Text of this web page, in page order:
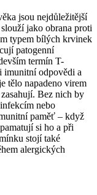
jsou nejdůležitější
jako obrana proti
typem bílých krvinek
patogenní
termín T-
imunitní odpovědi a
tělo napadeno virem
Bez nich by
nebo
paměť – když
si ho a při
stojí také
alergických